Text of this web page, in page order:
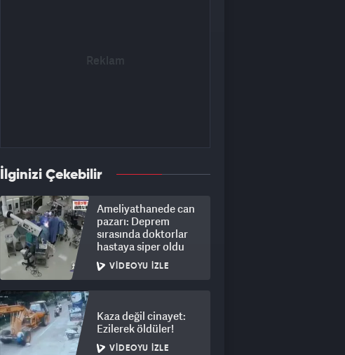
İlginizi Çekebilir
Ameliyathanede can
pazarı: Deprem
sırasında doktorlar
hastaya siper oldu
VIDEOYU İZLE
Kaza değil cinayet:
Ezilerek öldüler!
VIDEOYU İZLE